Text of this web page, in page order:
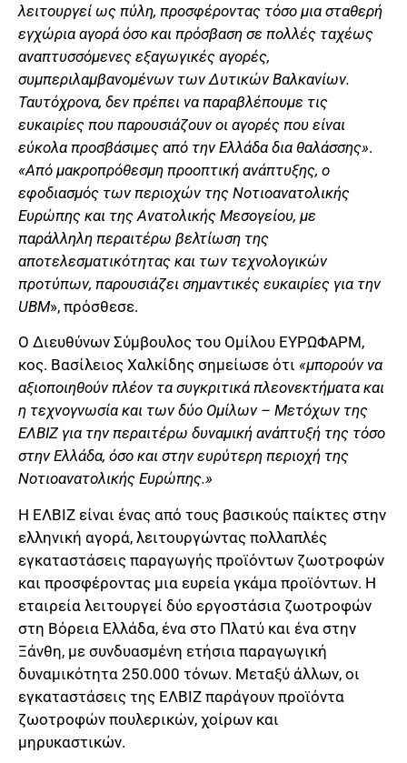
λειτουργεί ως πύλη, προσφέροντας τόσο μια σταθερή
εγχώρια αγορά όσο και πρόσβαση σε πολλές ταχέως
αναπτυσσόμενες εξαγωγικές αγορές,
συμπεριλαμβανομένων των Δυτικών Βαλκανίων.
Ταυτόχρονα, δεν πρέπει να παραβλέπουμε τις
ευκαιρίες που παρουσιάζουν οι αγορές που είναι
εύκολα προσβάσιμες από την Ελλάδα δια θαλάσσης».
«Από μακροπρόθεσμη προοπτική ανάπτυξης, ο
εφοδιασμός των περιοχών της Νοτιοανατολικής
Ευρώπης και της Ανατολικής Μεσογείου, με
παράλληλη περαιτέρω βελτίωση της
αποτελεσματικότητας και των τεχνολογικών
προτύπων, παρουσιάζει σημαντικές ευκαιρίες για την
UBM», πρόσθεσε.
Ο Διευθύνων Σύμβουλος του Ομίλου ΕΥΡΩΦΑΡΜ,
κος. Βασίλειος Χαλκίδης σημείωσε ότι «μπορούν να
αξιοποιηθούν πλέον τα συγκριτικά πλεονεκτήματα και
η τεχνογνωσία και των δύο Ομίλων – Μετόχων της
ΕΛΒΙΖ για την περαιτέρω δυναμική ανάπτυξή της τόσο
στην Ελλάδα, όσο και στην ευρύτερη περιοχή της
Νοτιοανατολικής Ευρώπης.»
Η ΕΛΒΙΖ είναι ένας από τους βασικούς παίκτες στην
ελληνική αγορά, λειτουργώντας πολλαπλές
εγκαταστάσεις παραγωγής προϊόντων ζωοτροφών
και προσφέροντας μια ευρεία γκάμα προϊόντων. Η
εταιρεία λειτουργεί δύο εργοστάσια ζωοτροφών
στη Βόρεια Ελλάδα, ένα στο Πλατύ και ένα στην
Ξάνθη, με συνδυασμένη ετήσια παραγωγική
δυναμικότητα 250.000 τόνων. Μεταξύ άλλων, οι
εγκαταστάσεις της ΕΛΒΙΖ παράγουν προϊόντα
ζωοτροφών πουλερικών, χοίρων και
μηρυκαστικών.